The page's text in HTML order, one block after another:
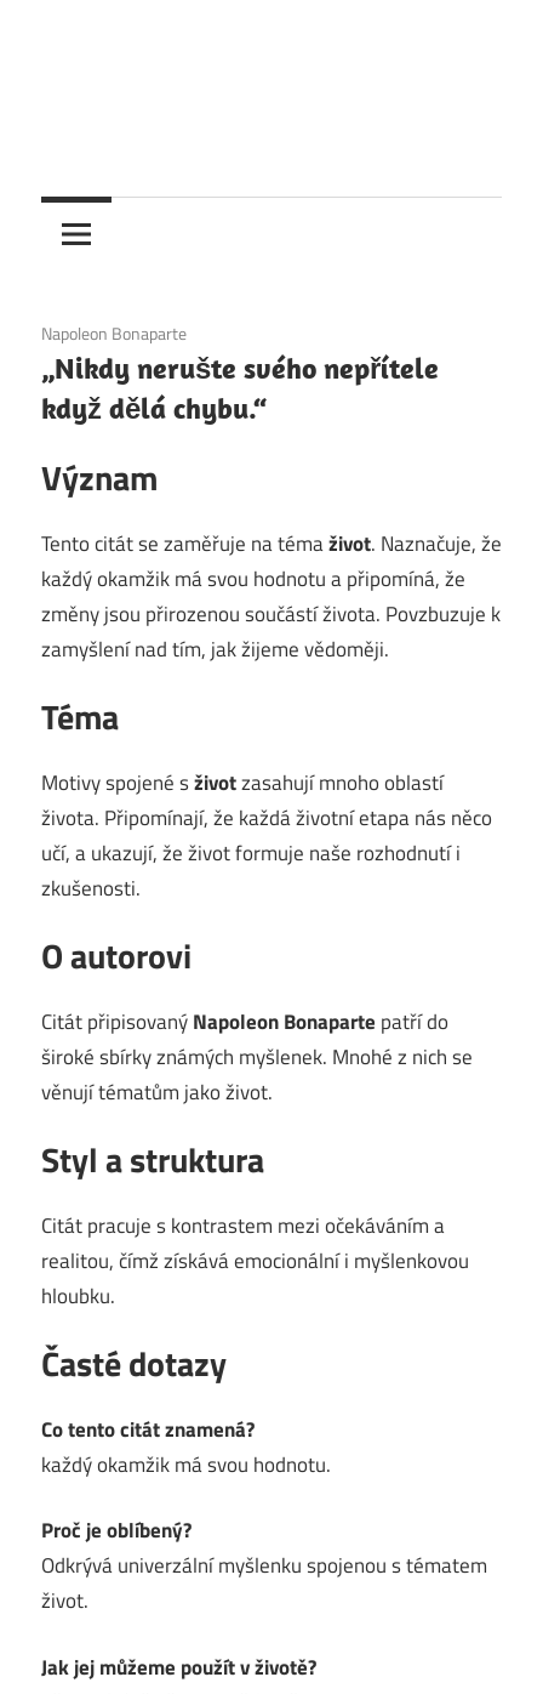
6. 12. 2020
Napoleon Bonaparte
„Nikdy nerušte svého nepřítele
když dělá chybu.“
Význam
Tento citát se zaměřuje na témaživot. Naznačuje, že
každý okamžik má svou hodnotu a připomíná, že
změny jsou přirozenou součástí života. Povzbuzuje k
zamyšlení nad tím, jak žijeme vědoměji.
Téma
Motivy spojené sživotzasahují mnoho oblastí
života. Připomínají, že každá životní etapa nás něco
učí, a ukazují, že život formuje naše rozhodnutí i
zkušenosti.
O autorovi
Citát připisovanýNapoleon Bonaparte patří do
široké sbírky známých myšlenek. Mnohé z nich se
věnují tématům jako život.
Styl a struktura
Citát pracuje s kontrastem mezi očekáváním a
realitou, čímž získává emocionální i myšlenkovou
hloubku.
Časté dotazy
Co tento citát znamená?
každý okamžik má svou hodnotu.
Proč je oblíbený?
Odkrývá univerzální myšlenku spojenou s tématem
život.
Jak jej můžeme použít v životě?